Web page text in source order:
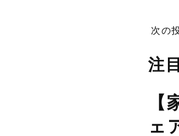
次の
注
ェ